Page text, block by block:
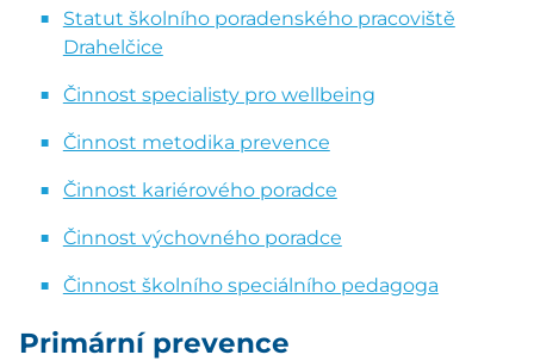
Statut školního poradenského pracoviště
Drahelčice
Činnost specialisty pro wellbeing
Činnost metodika prevence
Činnost kariérového poradce
Činnost výchovného poradce
Činnost školního speciálního pedagoga
Primární prevence